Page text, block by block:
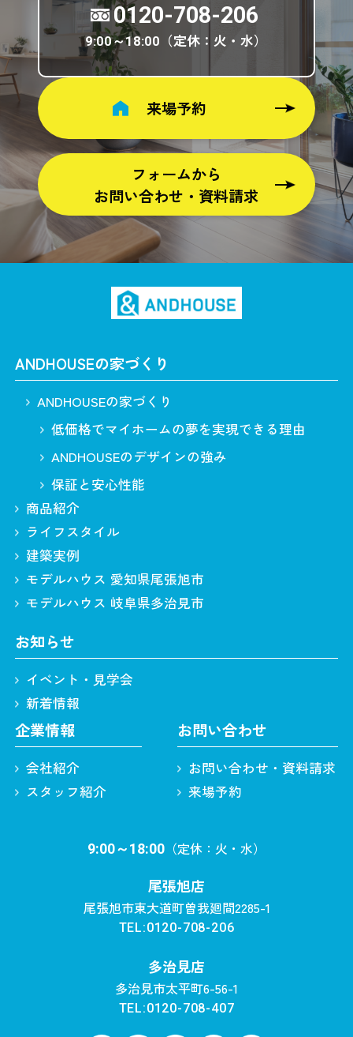
0120-708-206
9:00～18:00 （定休：火・水）
来場予約
フォームから
お問い合わせ・資料請求
9:00～18:00 （定休：火・水）
尾張旭店
尾張旭市東大道町曽我廻間2285-1
TEL:0120-708-206
多治見店
多治見市太平町6-56-1
TEL:0120-708-407
ANDHOUSEの家づくり
ANDHOUSEの家づくり
低価格でマイホームの夢を実現できる理由
ANDHOUSEのデザインの強み
保証と安心性能
商品紹介
ライフスタイル
建築実例
モデルハウス 愛知県尾張旭市
モデルハウス 岐阜県多治見市
お知らせ
イベント・見学会
新着情報
企業情報
会社紹介
スタッフ紹介
お問い合わせ
お問い合わせ・資料請求
来場予約